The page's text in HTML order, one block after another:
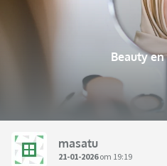
Beauty
masatu
21-01-2026om 19:19